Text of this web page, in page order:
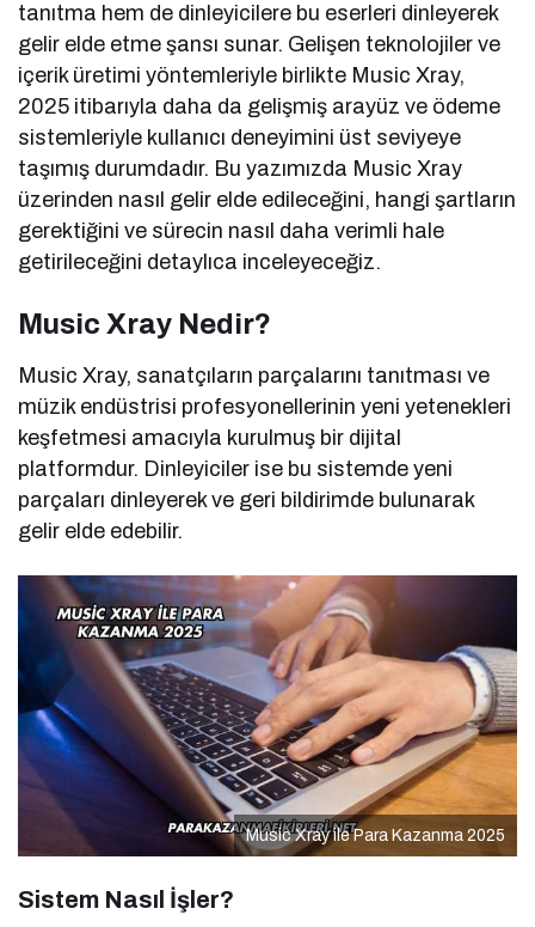
tanıtma hem de dinleyicilere bu eserleri dinleyerek
gelir elde etme şansı sunar. Gelişen teknolojiler ve
içerik üretimi yöntemleriyle birlikte Music Xray,
2025 itibarıyla daha da gelişmiş arayüz ve ödeme
sistemleriyle kullanıcı deneyimini üst seviyeye
taşımış durumdadır. Bu yazımızda Music Xray
üzerinden nasıl gelir elde edileceğini, hangi şartların
gerektiğini ve sürecin nasıl daha verimli hale
getirileceğini detaylıca inceleyeceğiz.
Music Xray Nedir?
Music Xray, sanatçıların parçalarını tanıtması ve
müzik endüstrisi profesyonellerinin yeni yetenekleri
keşfetmesi amacıyla kurulmuş bir dijital
platformdur. Dinleyiciler ise bu sistemde yeni
parçaları dinleyerek ve geri bildirimde bulunarak
gelir elde edebilir.
Music Xray ile Para Kazanma 2025
Sistem Nasıl İşler?